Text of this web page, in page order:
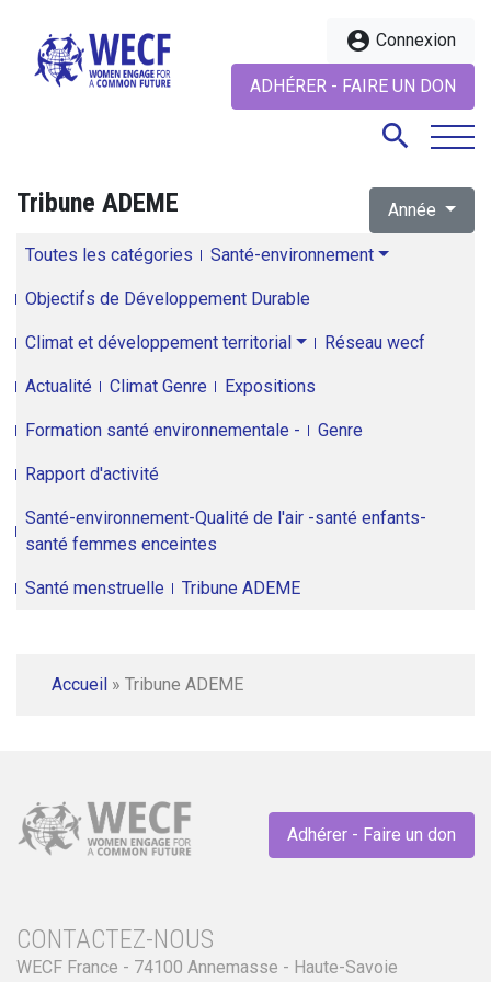
account_circle Connexion
ADHÉRER - FAIRE UN DON
search
Tribune ADEME Année
Toutes les catégories Santé-environnement
Objectifs de Développement Durable
Climat et développement territorial Réseau wecf
Actualité Climat Genre Expositions
Formation santé environnementale - Genre
Rapport d'activité
Santé-environnement-Qualité de l'air -santé enfants-
santé femmes enceintes
Santé menstruelle Tribune ADEME
Accueil » Tribune ADEME
Adhérer - Faire un don
CONTACTEZ-NOUS
WECF France - 74100 Annemasse - Haute-Savoie